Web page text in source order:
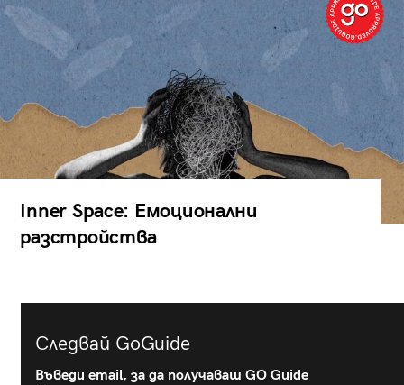
Inner Space: Емоционални
разстройства
Следвай GoGuide
Въведи email, за да получаваш GO Guide